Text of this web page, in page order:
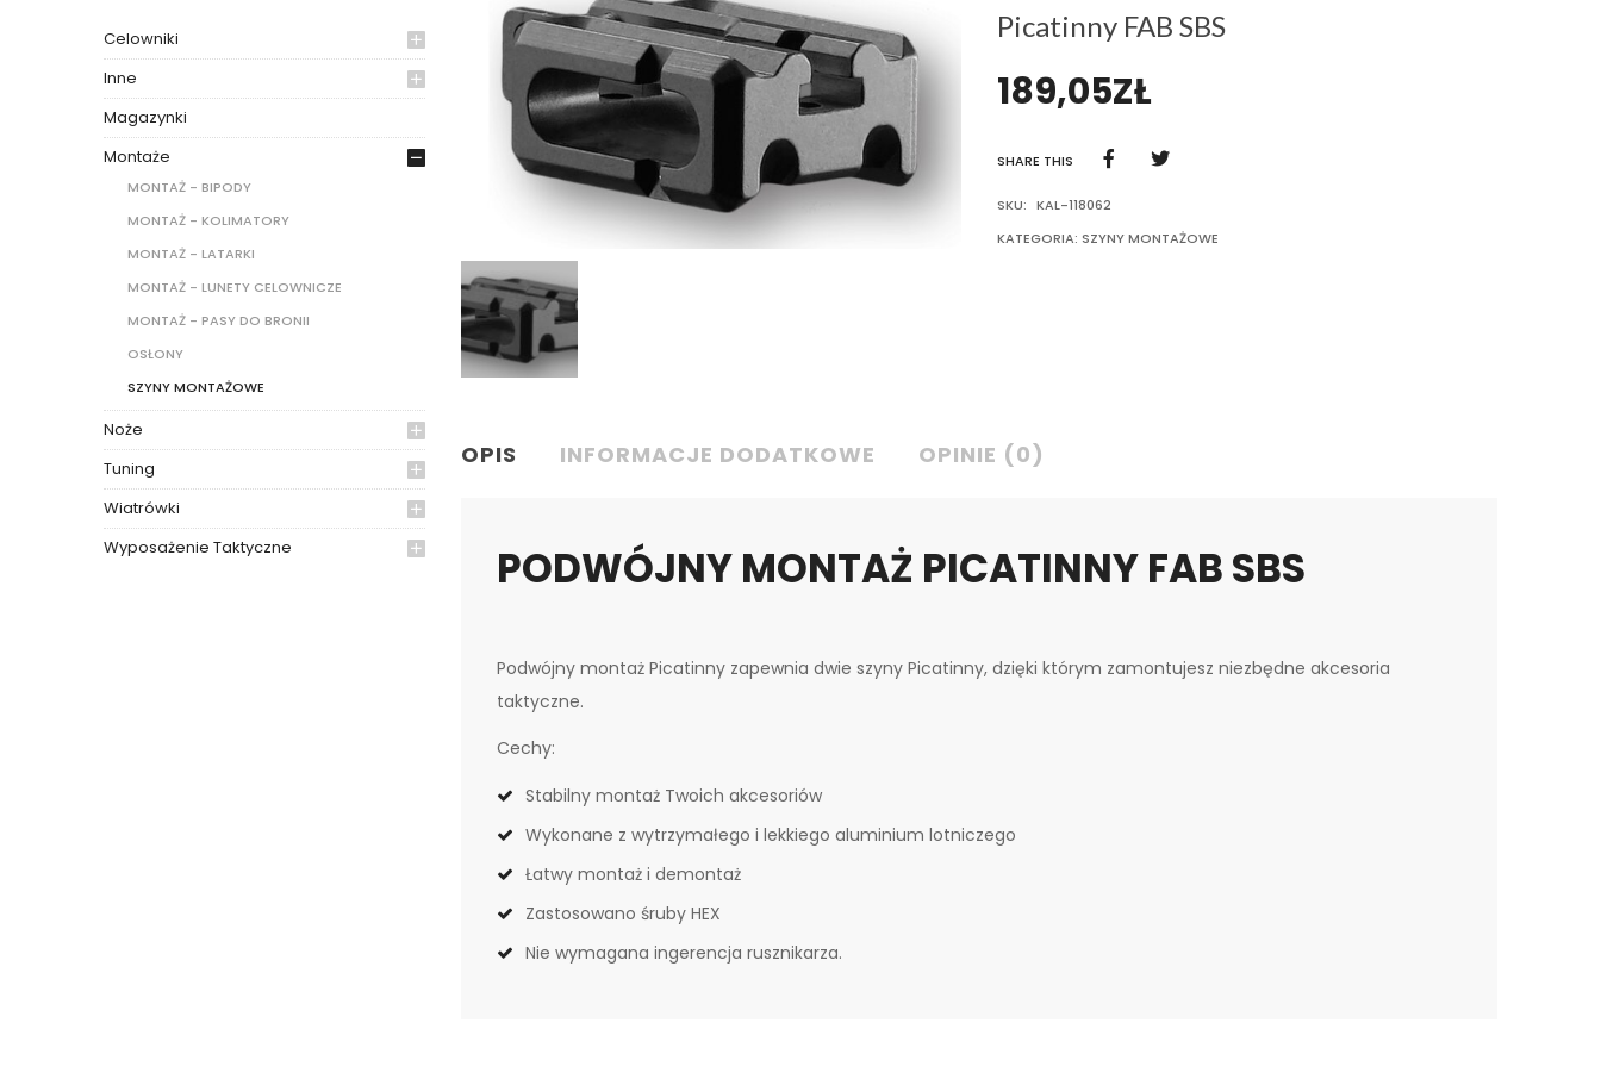
Celowniki
Inne
Magazynki
Montaże
MONTAŻ - BIPODY
MONTAŻ - KOLIMATORY
MONTAŻ - LATARKI
MONTAŻ - LUNETY CELOWNICZE
MONTAŻ - PASY DO BRONII
OSŁONY
SZYNY MONTAŻOWE
Noże
Tuning
Wiatrówki
Wyposażenie Taktyczne
Picatinny FAB SBS
189,05ZŁ
SHARE THIS
SKU: KAL-118062
KATEGORIA: SZYNY MONTAŻOWE
OPIS INFORMACJE DODATKOWE OPINIE (0)
PODWÓJNY MONTAŻ PICATINNY FAB SBS
Podwójny montaż Picatinny zapewnia dwie szyny Picatinny, dzięki którym zamontujesz niezbędne akcesoria
taktyczne.
Cechy:
Stabilny montaż Twoich akcesoriów
Wykonane z wytrzymałego i lekkiego aluminium lotniczego
Łatwy montaż i demontaż
Zastosowano śruby HEX
Nie wymagana ingerencja rusznikarza.